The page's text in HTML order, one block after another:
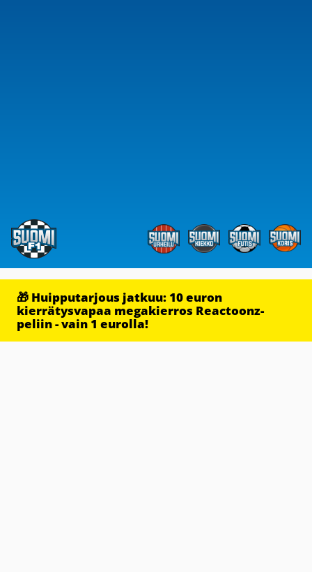
🎁 Huipputarjous jatkuu: 10 euron
kierrätysvapaa megakierros Reactoonz-
peliin - vain 1 eurolla!